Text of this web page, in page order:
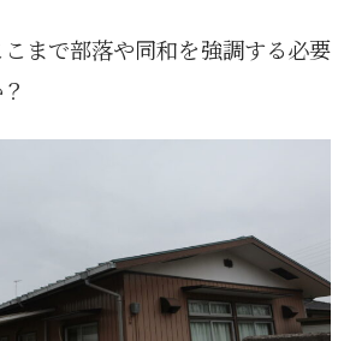
まで部落や同和を強調する必要